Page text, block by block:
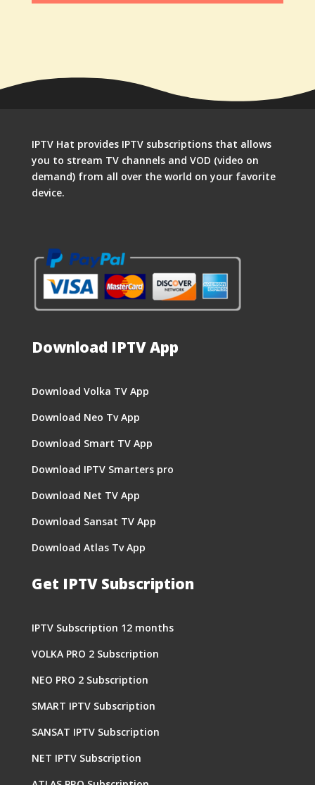
IPTV Hat provides IPTV subscriptions that allows
you to stream TV channels and VOD (video on
demand) from all over the world on your favorite
device.
Download IPTV App
Download Volka TV App
Download Neo Tv App
Download Smart TV App
Download IPTV Smarters pro
Download Net TV App
Download Sansat TV App
Download Atlas Tv App
Get IPTV Subscription
IPTV Subscription 12 months
VOLKA PRO 2 Subscription
NEO PRO 2 Subscription
SMART IPTV Subscription
SANSAT IPTV Subscription
NET IPTV Subscription